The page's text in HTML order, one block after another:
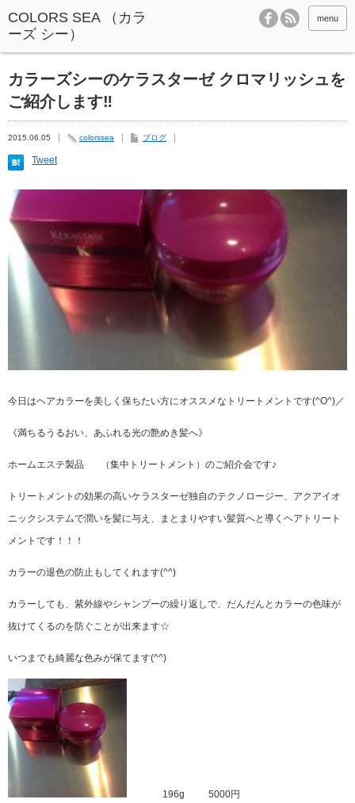
menu
カラーズシーのケラスターゼ クロマリッシュを
ご紹介します‼︎
2015.06.05 colorssea ブログ
Tweet
今日はヘアカラーを美しく保ちたい方にオススメなトリートメントです(^O^)／
《満ちるうるおい、あふれる光の艶めき髪へ》
ホームエステ製品 （集中トリートメント）のご紹介会です♪
トリートメントの効果の高いケラスターゼ独自のテクノロージー、アクアイオ
ニックシステムで潤いを髪に与え、まとまりやすい髪質へと導くヘアトリート
メントです！！！
カラーの退色の防止もしてくれます(^^)
カラーしても、紫外線やシャンプーの繰り返しで、だんだんとカラーの色味が
抜けてくるのを防ぐことが出来ます☆
いつまでも綺麗な色みが保てます(^^)
196g 5000円